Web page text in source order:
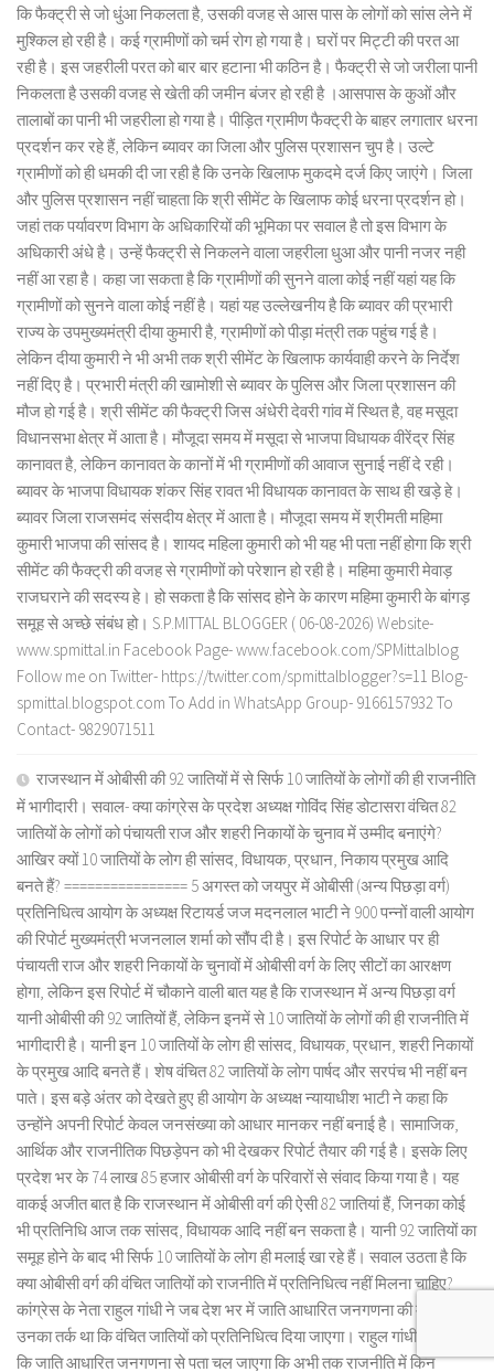
कि फैक्ट्री से जो धुंआ निकलता है, उसकी वजह से आस पास के लोगों को सांस लेने में
मुश्किल हो रही है। कई ग्रामीणों को चर्म रोग हो गया है। घरों पर मिट्टी की परत आ
रही है। इस जहरीली परत को बार बार हटाना भी कठिन है। फैक्ट्री से जो जरीला पानी
निकलता है उसकी वजह से खेती की जमीन बंजर हो रही है ।आसपास के कुओं और
तालाबों का पानी भी जहरीला हो गया है। पीड़ित ग्रामीण फैक्ट्री के बाहर लगातार धरना
प्रदर्शन कर रहे हैं, लेकिन ब्यावर का जिला और पुलिस प्रशासन चुप है। उल्टे
ग्रामीणों को ही धमकी दी जा रही है कि उनके खिलाफ मुकदमे दर्ज किए जाएंगे। जिला
और पुलिस प्रशासन नहीं चाहता कि श्री सीमेंट के खिलाफ कोई धरना प्रदर्शन हो।
जहां तक पर्यावरण विभाग के अधिकारियों की भूमिका पर सवाल है तो इस विभाग के
अधिकारी अंधे है। उन्हें फैक्ट्री से निकलने वाला जहरीला धुआ और पानी नजर नही
नहीं आ रहा है। कहा जा सकता है कि ग्रामीणों की सुनने वाला कोई नहीं यहां यह कि
ग्रामीणों को सुनने वाला कोई नहीं है। यहां यह उल्लेखनीय है कि ब्यावर की प्रभारी
राज्य के उपमुख्यमंत्री दीया कुमारी है, ग्रामीणों को पीड़ा मंत्री तक पहुंच गई है।
लेकिन दीया कुमारी ने भी अभी तक श्री सीमेंट के खिलाफ कार्यवाही करने के निर्देश
नहीं दिए है। प्रभारी मंत्री की खामोशी से ब्यावर के पुलिस और जिला प्रशासन की
मौज हो गई है। श्री सीमेंट की फैक्ट्री जिस अंधेरी देवरी गांव में स्थित है, वह मसूदा
विधानसभा क्षेत्र में आता है। मौजूदा समय में मसूदा से भाजपा विधायक वीरेंद्र सिंह
कानावत है, लेकिन कानावत के कानों में भी ग्रामीणों की आवाज सुनाई नहीं दे रही।
ब्यावर के भाजपा विधायक शंकर सिंह रावत भी विधायक कानावत के साथ ही खड़े हे।
ब्यावर जिला राजसमंद संसदीय क्षेत्र में आता है। मौजूदा समय में श्रीमती महिमा
कुमारी भाजपा की सांसद है। शायद महिला कुमारी को भी यह भी पता नहीं होगा कि श्री
सीमेंट की फैक्ट्री की वजह से ग्रामीणों को परेशान हो रही है। महिमा कुमारी मेवाड़
राजघराने की सदस्य हे। हो सकता है कि सांसद होने के कारण महिमा कुमारी के बांगड़
समूह से अच्छे संबंध हो। S.P.MITTAL BLOGGER ( 06-08-2026) Website-
www.spmittal.in Facebook Page- www.facebook.com/SPMittalblog
Follow me on Twitter- https://twitter.com/spmittalblogger?s=11 Blog-
spmittal.blogspot.com To Add in WhatsApp Group- 9166157932 To
Contact- 9829071511
राजस्थान में ओबीसी की 92 जातियों में से सिर्फ 10 जातियों के लोगों की ही राजनीति
में भागीदारी। सवाल- क्या कांग्रेस के प्रदेश अध्यक्ष गोविंद सिंह डोटासरा वंचित 82
जातियों के लोगों को पंचायती राज और शहरी निकायों के चुनाव में उम्मीद बनाएंगे?
आखिर क्यों 10 जातियों के लोग ही सांसद, विधायक, प्रधान, निकाय प्रमुख आदि
बनते हैं? ================ 5 अगस्त को जयपुर में ओबीसी (अन्य पिछड़ा वर्ग)
प्रतिनिधित्व आयोग के अध्यक्ष रिटायर्ड जज मदनलाल भाटी ने 900 पन्नों वाली आयोग
की रिपोर्ट मुख्यमंत्री भजनलाल शर्मा को सौंप दी है। इस रिपोर्ट के आधार पर ही
पंचायती राज और शहरी निकायों के चुनावों में ओबीसी वर्ग के लिए सीटों का आरक्षण
होगा, लेकिन इस रिपोर्ट में चौकाने वाली बात यह है कि राजस्थान में अन्य पिछड़ा वर्ग
यानी ओबीसी की 92 जातियों हैं, लेकिन इनमें से 10 जातियों के लोगों की ही राजनीति में
भागीदारी है। यानी इन 10 जातियों के लोग ही सांसद, विधायक, प्रधान, शहरी निकायों
के प्रमुख आदि बनते हैं। शेष वंचित 82 जातियों के लोग पार्षद और सरपंच भी नहीं बन
पाते। इस बड़े अंतर को देखते हुए ही आयोग के अध्यक्ष न्यायाधीश भाटी ने कहा कि
उन्होंने अपनी रिपोर्ट केवल जनसंख्या को आधार मानकर नहीं बनाई है। सामाजिक,
आर्थिक और राजनीतिक पिछड़ेपन को भी देखकर रिपोर्ट तैयार की गई है। इसके लिए
प्रदेश भर के 74 लाख 85 हजार ओबीसी वर्ग के परिवारों से संवाद किया गया है। यह
वाकई अजीत बात है कि राजस्थान में ओबीसी वर्ग की ऐसी 82 जातियां हैं, जिनका कोई
भी प्रतिनिधि आज तक सांसद, विधायक आदि नहीं बन सकता है। यानी 92 जातियों का
समूह होने के बाद भी सिर्फ 10 जातियों के लोग ही मलाई खा रहे हैं। सवाल उठता है कि
क्या ओबीसी वर्ग की वंचित जातियों को राजनीति में प्रतिनिधित्व नहीं मिलना चाहिए?
कांग्रेस के नेता राहुल गांधी ने जब देश भर में जाति आधारित जनगणना की मांग की तो
उनका तर्क था कि वंचित जातियों को प्रतिनिधित्व दिया जाएगा। राहुल गांधी कहना रहा
कि जाति आधारित जनगणना से पता चल जाएगा कि अभी तक राजनीति में किन